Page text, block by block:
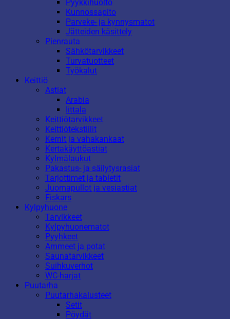
Pyykkihuolto
Kunnossapito
Parveke- ja kynnysmatot
Jätteiden käsittely
Pienrauta
Sähkötarvikkeet
Turvatuotteet
Työkalut
Keittiö
Astiat
Arabia
Iittala
Keittiötarvikkeet
Keittiötekstiilit
Kernit ja vahakankaat
Kertakäyttöastiat
Kylmälaukut
Pakastus- ja säilytysrasiat
Tarjottimet ja tabletit
Juomapullot ja vesiastiat
Fiskars
Kylpyhuone
Tarvikkeet
Kylpyhuonematot
Pyyhkeet
Ammeet ja potat
Saunatarvikkeet
Suihkuverhot
WC-harjat
Puutarha
Puutarhakalusteet
Setit
Pöydät